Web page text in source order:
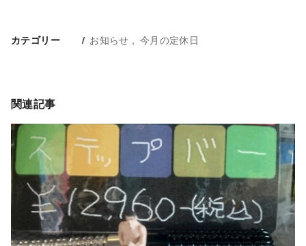
カテゴリー お知らせ 今月の定休日
関連記事